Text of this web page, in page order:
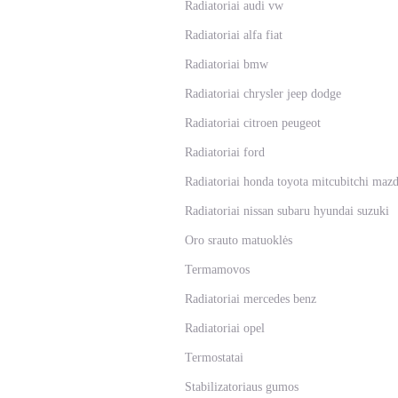
Radiatoriai audi vw
Radiatoriai alfa fiat
Radiatoriai bmw
Radiatoriai chrysler jeep dodge
Radiatoriai citroen peugeot
Radiatoriai ford
Radiatoriai honda toyota mitcubitchi
Radiatoriai nissan subaru hyundai suzuki
Oro srauto matuoklės
Termamovos
Radiatoriai mercedes benz
Radiatoriai opel
Termostatai
Stabilizatoriaus gumos